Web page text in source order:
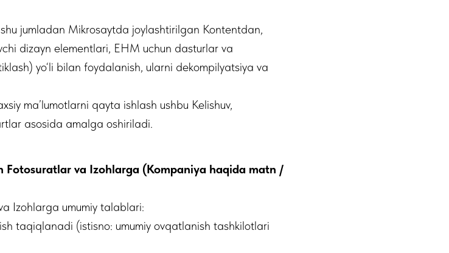
jumladan Mikrosaytda joylashtirilgan Kontentdan,
dizayn elementlari, EHM uchun dasturlar va
yo‘li bilan foydalanish, ularni dekompilyatsiya va
ma’lumotlarni qayta ishlash ushbu Kelishuv,
asosida amalga oshiriladi.
Fotosuratlar va Izohlarga (Kompaniya haqida matn /
Izohlarga umumiy talablari:
taqiqlanadi (istisno: umumiy ovqatlanish tashkilotlari